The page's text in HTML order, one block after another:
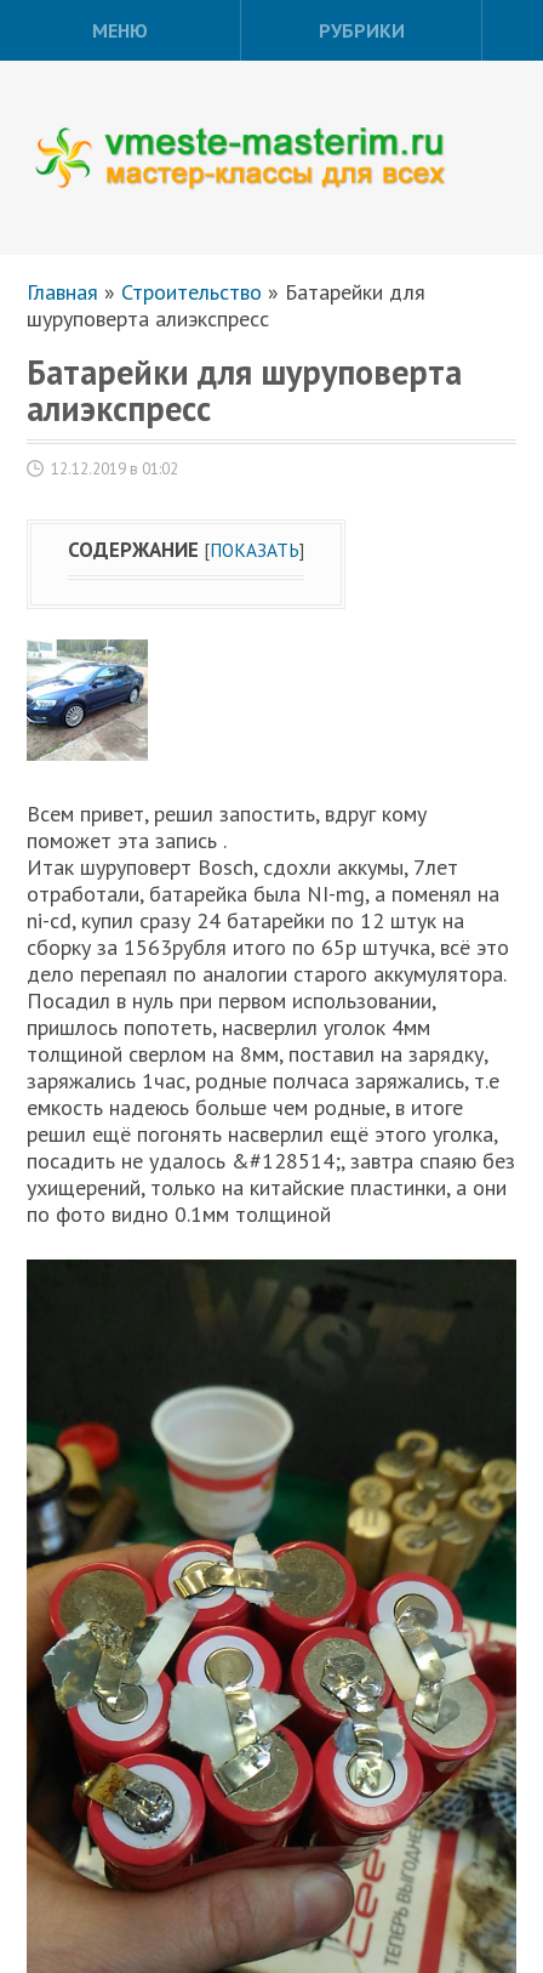
МЕНЮ РУБРИКИ
Главная » Строительство » Батарейки для
шуруповерта алиэкспресс
Батарейки для шуруповерта
алиэкспресс
12.12.2019 в 01:02
СОДЕРЖАНИЕ [ПОКАЗАТЬ]
Всем привет, решил запостить, вдруг кому
поможет эта запись .
Итак шуруповерт Bosch, сдохли аккумы, 7лет
отработали, батарейка была NI-mg, а поменял на
ni-cd, купил сразу 24 батарейки по 12 штук на
сборку за 1563рубля итого по 65р штучка, всё это
дело перепаял по аналогии старого аккумулятора.
Посадил в нуль при первом использовании,
пришлось попотеть, насверлил уголок 4мм
толщиной сверлом на 8мм, поставил на зарядку,
заряжались 1час, родные полчаса заряжались, т.е
емкость надеюсь больше чем родные, в итоге
решил ещё погонять насверлил ещё этого уголка,
посадить не удалось &#128514;, завтра спаяю без
ухищерений, только на китайские пластинки, а они
по фото видно 0.1мм толщиной